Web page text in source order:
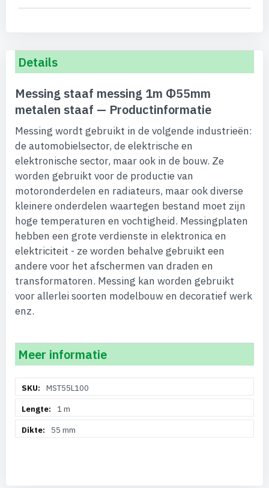
Details
Messing staaf messing 1m Φ55mm
metalen staaf — Productinformatie
Messing wordt gebruikt in de volgende industrieën:
de automobielsector, de elektrische en
elektronische sector, maar ook in de bouw. Ze
worden gebruikt voor de productie van
motoronderdelen en radiateurs, maar ook diverse
kleinere onderdelen waartegen bestand moet zijn
hoge temperaturen en vochtigheid. Messingplaten
hebben een grote verdienste in elektronica en
elektriciteit - ze worden behalve gebruikt een
andere voor het afschermen van draden en
transformatoren. Messing kan worden gebruikt
voor allerlei soorten modelbouw en decoratief werk
enz.
Meer informatie
informatieMST55L100
1 m
55 mm